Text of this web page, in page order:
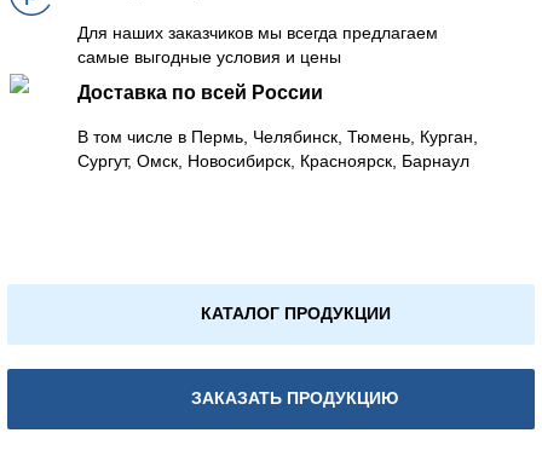
Для наших заказчиков мы всегда предлагаем
самые выгодные условия и цены
Доставка по всей России
В том числе в Пермь, Челябинск, Тюмень, Курган,
Сургут, Омск, Новосибирск, Красноярск, Барнаул
КАТАЛОГ ПРОДУКЦИИ
ЗАКАЗАТЬ ПРОДУКЦИЮ